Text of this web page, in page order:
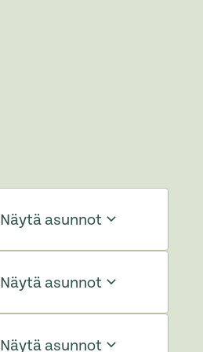
Näytä asunnot
Näytä asunnot
Näytä asunnot